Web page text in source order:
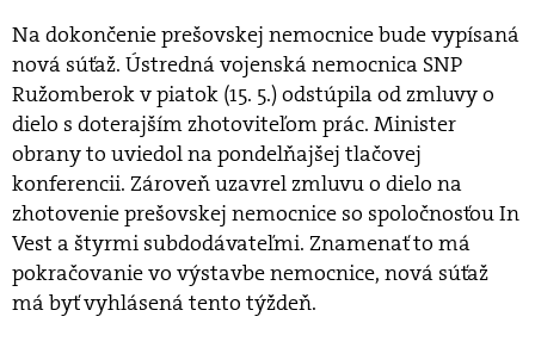
Na dokončenie prešovskej nemocnice bude vypísaná
nová súťaž. Ústredná vojenská nemocnica SNP
Ružomberok v piatok (15. 5.) odstúpila od zmluvy o
dielo s doterajším zhotoviteľom prác. Minister
obrany to uviedol na pondelňajšej tlačovej
konferencii. Zároveň uzavrel zmluvu o dielo na
zhotovenie prešovskej nemocnice so spoločnosťou In
Vest a štyrmi subdodávateľmi. Znamenať to má
pokračovanie vo výstavbe nemocnice, nová súťaž
má byť vyhlásená tento týždeň.